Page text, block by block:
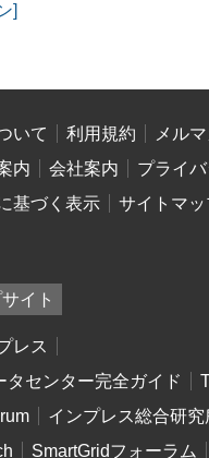
]
いて 利用規約
メル
内
会社案内
プライ
基づく表示
サイトマッ
イト
レス
タセンター完全ガイド
インプレス総合研究
SmartGridフォーラム